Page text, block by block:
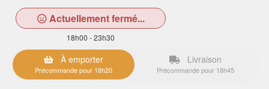
Actuellement fermé...
18h00 - 23h30
À emporter
Précommande pour 18h20
Livraison
Précommande pour 18h45